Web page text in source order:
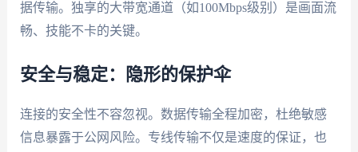
据传输。独享的大带宽通道（如100Mbps级别）是画面流
畅、技能不卡的关键。
安全与稳定：隐形的保护伞
连接的安全性不容忽视。数据传输全程加密，杜绝敏感
信息暴露于公网风险。专线传输不仅是速度的保证，也